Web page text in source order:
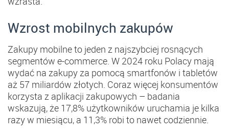
Wzrost mobilnych zakupów
Zakupy mobilne to jeden z najszybciej rosnących
segmentów e-commerce. W 2024 roku Polacy mają
wydać na zakupy za pomocą smartfonów i tabletów
aż 57 miliardów złotych​. Coraz więcej konsumentów
korzysta z aplikacji zakupowych – badania
wskazują, że 17,8% użytkowników uruchamia je kilka
razy w miesiącu, a 11,3% robi to nawet codziennie​.